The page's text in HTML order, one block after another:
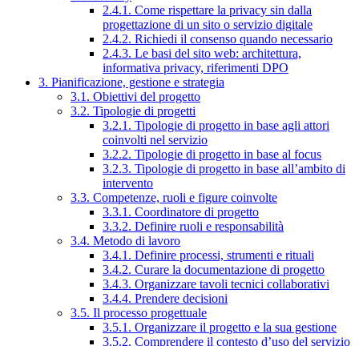
2.4.1. Come rispettare la privacy sin dalla
progettazione di un sito o servizio digitale
2.4.2. Richiedi il consenso quando necessario
2.4.3. Le basi del sito web: architettura,
informativa privacy, riferimenti DPO
3. Pianificazione, gestione e strategia
3.1. Obiettivi del progetto
3.2. Tipologie di progetti
3.2.1. Tipologie di progetto in base agli attori
coinvolti nel servizio
3.2.2. Tipologie di progetto in base al focus
3.2.3. Tipologie di progetto in base all’ambito di
intervento
3.3. Competenze, ruoli e figure coinvolte
3.3.1. Coordinatore di progetto
3.3.2. Definire ruoli e responsabilità
3.4. Metodo di lavoro
3.4.1. Definire processi, strumenti e rituali
3.4.2. Curare la documentazione di progetto
3.4.3. Organizzare tavoli tecnici collaborativi
3.4.4. Prendere decisioni
3.5. Il processo progettuale
3.5.1. Organizzare il progetto e la sua gestione
3.5.2. Comprendere il contesto d’uso del servizio